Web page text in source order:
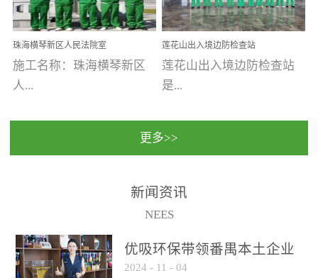
人人都爱护她、珍惜她、
她将越来越枝繁叶茂，终
将会成为一棵参天大树！
优吸环保截止2020年拥有
全国600家网点分支机构。
雅致酒店 东莞美豪雅
致酒店是为中高端人士...
州南沙区·香港科技大学(广
州)校区 工程案...
珠海横琴新区人民法院室
内除甲醛空气治理项目
施工名称：珠海横琴新区
人...
民法院室内除甲醛空气治
保施工日期：2020年1月珠
莲花山出入境边防检查站
室内除甲醛空气治理项目
莲花山出入境边防检查站
是...
国家通过设在对外开放口
（及各出入境边防检查
更多>>
新闻资讯
NEES
优吸环保带领番禺本​土企业
勇敢破局向“新”
2024 - 11 - 04